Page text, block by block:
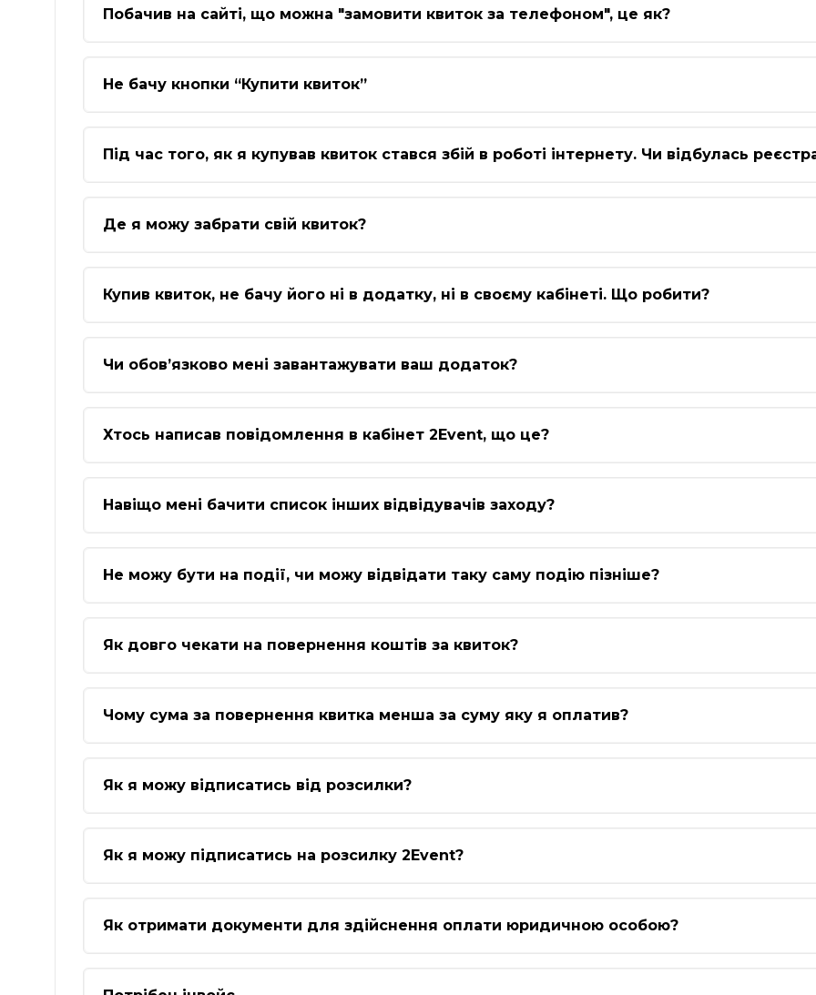
Побачив на сайті, що можна "замовити квиток за телефоном", це як?
Не бачу кнопки “Купити квиток”
Під час того, як я купував квиток стався збій в роботі інтернету. Чи відбулась
Де я можу забрати свій квиток?
Купив квиток, не бачу його ні в додатку, ні в своєму кабінеті. Що робити?
Чи обов’язково мені завантажувати ваш додаток?
Хтось написав повідомлення в кабінет 2Event, що це?
Навіщо мені бачити список інших відвідувачів заходу?
Не можу бути на події, чи можу відвідати таку саму подію пізніше?
Як довго чекати на повернення коштів за квиток?
Чому сума за повернення квитка менша за суму яку я оплатив?
Як я можу відписатись від розсилки?
Як я можу підписатись на розсилку 2Event?
Як отримати документи для здійснення оплати юридичною особою?